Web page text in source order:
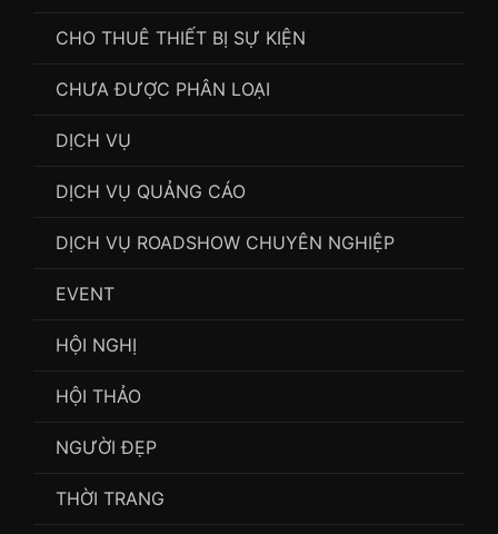
CHO THUÊ THIẾT BỊ SỰ KIỆN
CHƯA ĐƯỢC PHÂN LOẠI
DỊCH VỤ
DỊCH VỤ QUẢNG CÁO
DỊCH VỤ ROADSHOW CHUYÊN NGHIỆP
EVENT
HỘI NGHỊ
HỘI THẢO
NGƯỜI ĐẸP
THỜI TRANG